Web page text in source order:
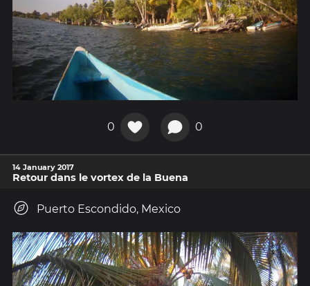
0 0
14 January 2017
Retour dans le vortex de la Buena
Puerto Escondido, Mexico